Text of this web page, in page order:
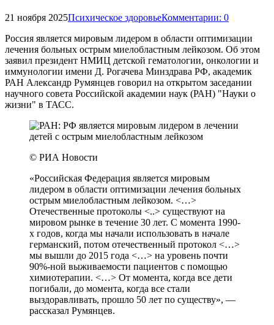
21 ноября 2025Психическое здоровьеКомментарии: 0
Россия является мировым лидером в области оптимизации
лечения больных острым миелобластным лейкозом. Об этом
заявил президент НМИЦ детской гематологии, онкологии и
иммунологии имени Д. Рогачева Минздрава РФ, академик
РАН Александр Румянцев говорил на открытом заседании
научного совета Российской академии наук (РАН) "Науки о
жизни" в ТАСС.
© РИА Новости
«Российская Федерация является мировым
лидером в области оптимизации лечения больных
острым миелобластным лейкозом. <…>
Отечественные протоколы <..> существуют на
мировом рынке в течение 30 лет. С момента 1990-
х годов, когда мы начали использовать в начале
германский, потом отечественный протокол <…>
мы вышли до 2015 года <…> на уровень почти
90%-ной выживаемости пациентов с помощью
химиотерапии. <…> От момента, когда все дети
погибали, до момента, когда все стали
выздоравливать, прошло 50 лет по существу», —
рассказал Румянцев.